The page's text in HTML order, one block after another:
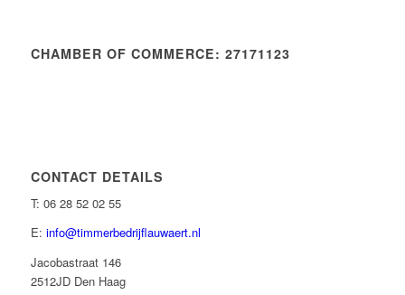
CHAMBER OF COMMERCE: 27171123
CONTACT DETAILS
T: 06 28 52 02 55
E: info@timmerbedrijflauwaert.nl
Jacobastraat 146
2512JD Den Haag